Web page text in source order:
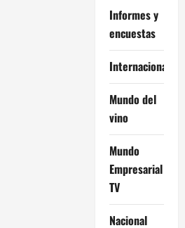
Informes y
encuestas
Internacional
Mundo del
vino
Mundo
Empresarial
TV
Nacional